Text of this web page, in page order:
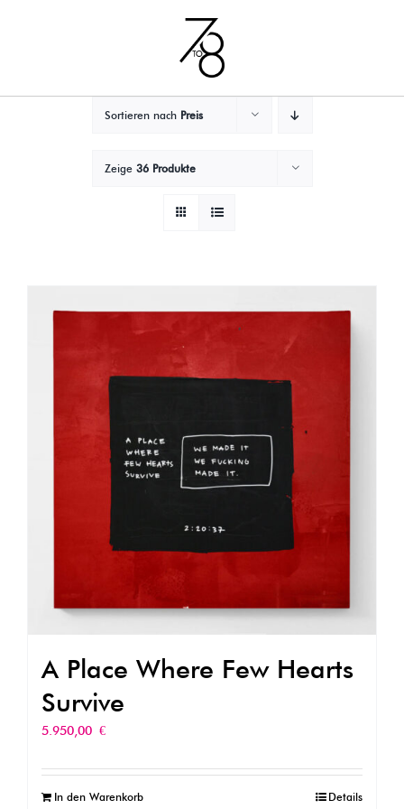
Sortieren nach Preis
Zeige 36 Produkte
A Place Where Few Hearts
Survive
5.950,00 €
In den Warenkorb Details